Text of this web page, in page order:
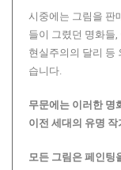
시중에는 그림을 판
들이 그렸던 명화들
현실주의의 달리 등
습니다.
무문에는 이러한 명
이전 세대의 유명
모든 그림은 페인팅